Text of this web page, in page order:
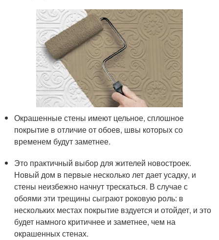
Окрашенные стены имеют цельное, сплошное
покрытие в отличие от обоев, швы которых со
временем будут заметнее.
Это практичный выбор для жителей новостроек.
Новый дом в первые несколько лет дает усадку, и
стены неизбежно начнут трескаться. В случае с
обоями эти трещины сыграют роковую роль: в
нескольких местах покрытие вздуется и отойдет, и это
будет намного критичнее и заметнее, чем на
окрашенных стенах.